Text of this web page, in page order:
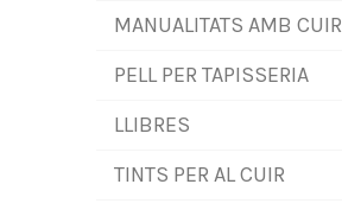
MANUALITATS AMB
PELL PER TAPISSERIA
LLIBRES
TINTS PER AL CUIR